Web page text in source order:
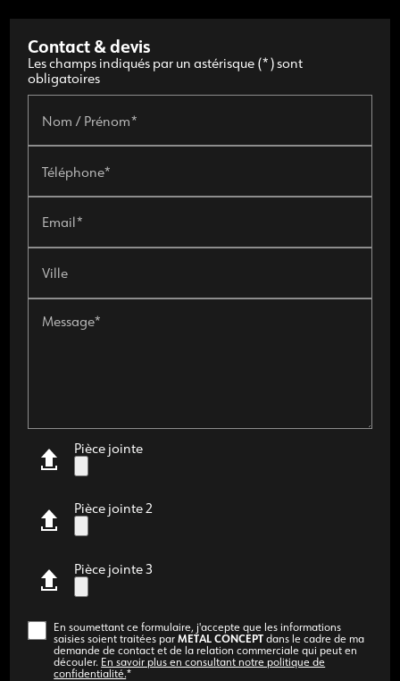
Contact & devis
Les champs indiqués par un astérisque (*) sont
obligatoires
Nom / Prénom*
Téléphone*
Email*
Ville
Message*
Pièce jointe
Pièce jointe 2
Pièce jointe 3
En soumettant ce formulaire, j'accepte que les informations
saisies soient traitées parMETAL CONCEPT dans le cadre de ma
demande de contact et de la relation commerciale qui peut en
découler. En savoir plus en consultant notre politique de
confidentialité.*